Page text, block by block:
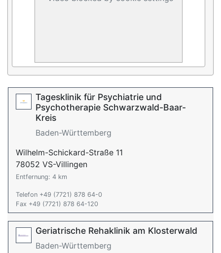
Tagesklinik für Psychiatrie und
Psychotherapie Schwarzwald-Baar-
Kreis
Baden-Württemberg
Wilhelm-Schickard-Straße 11
78052 VS-Villingen
Entfernung: 4 km
Telefon +49 (7721) 878 64-0
Fax +49 (7721) 878 64-120
Geriatrische Rehaklinik am Klosterwald
Baden-Württemberg